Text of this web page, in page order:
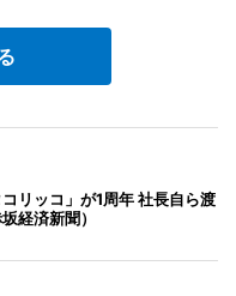
リッコ」が1周年 社長自ら渡
経済新聞）